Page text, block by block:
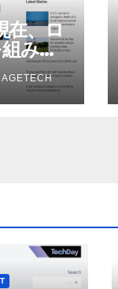
在、ロ
み込
業を実
ノーザ
ジオ: